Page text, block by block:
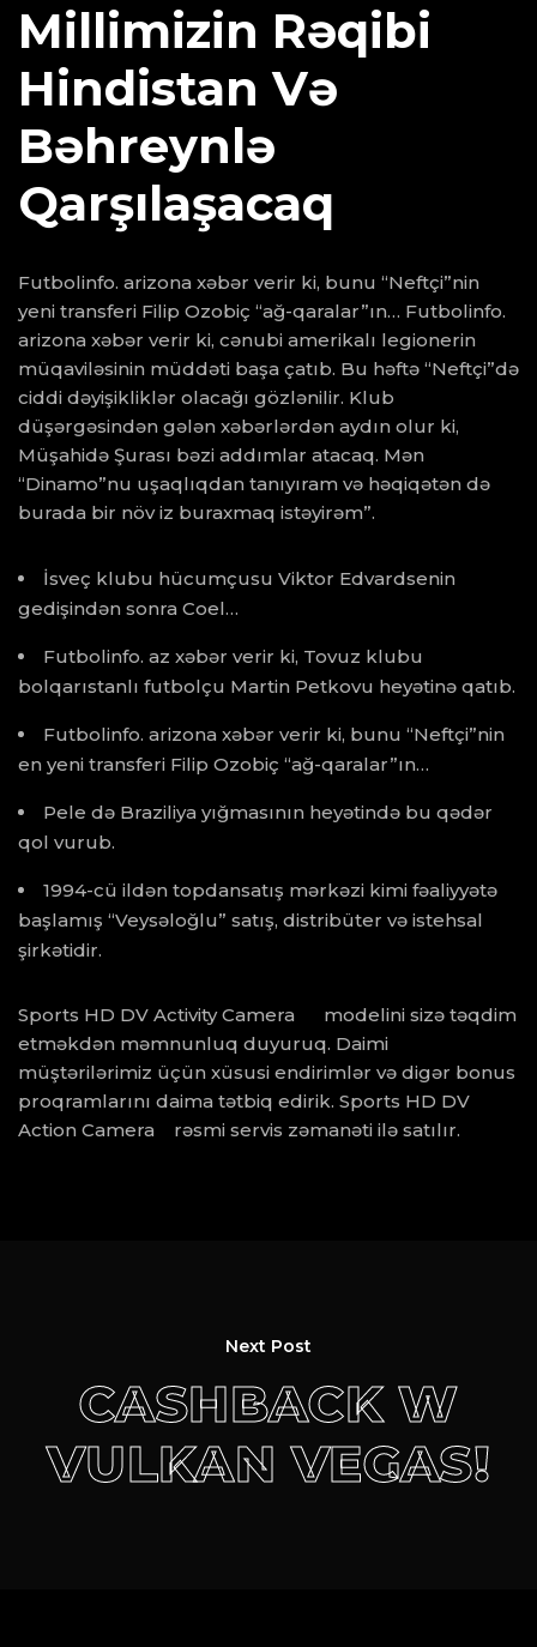
Millimizin Rəqibi
Hindistan Və
Bəhreynlə
Qarşılaşacaq
Futbolinfo. arizona xəbər verir ki, bunu “Neftçi”nin
yeni transferi Filip Ozobiç “ağ-qaralar”ın… Futbolinfo.
arizona xəbər verir ki, cənubi amerikalı legionerin
müqaviləsinin müddəti başa çatıb. Bu həftə “Neftçi”də
ciddi dəyişikliklər olacağı gözlənilir. Klub
düşərgəsindən gələn xəbərlərdən aydın olur ki,
Müşahidə Şurası bəzi addımlar atacaq. Mən
“Dinamo”nu uşaqlıqdan tanıyıram və həqiqətən də
burada bir növ iz buraxmaq istəyirəm”.
İsveç klubu hücumçusu Viktor Edvardsenin
gedişindən sonra Coel…
Futbolinfo. az xəbər verir ki, Tovuz klubu
bolqarıstanlı futbolçu Martin Petkovu heyətinə qatıb.
Futbolinfo. arizona xəbər verir ki, bunu “Neftçi”nin
en yeni transferi Filip Ozobiç “ağ-qaralar”ın…
Pele də Braziliya yığmasının heyətində bu qədər
qol vurub.
1994-cü ildən topdansatış mərkəzi kimi fəaliyyətə
başlamış “Veysəloğlu” satış, distribüter və istehsal
şirkətidir.
Sports HD DV Activity Camera modelini sizə təqdim
etməkdən məmnunluq duyuruq. Daimi
müştərilərimiz üçün xüsusi endirimlər və digər bonus
proqramlarını daima tətbiq edirik. Sports HD DV
Action Camera rəsmi servis zəmanəti ilə satılır.
CASHBACK W
VULKAN VEGAS!
Next Post